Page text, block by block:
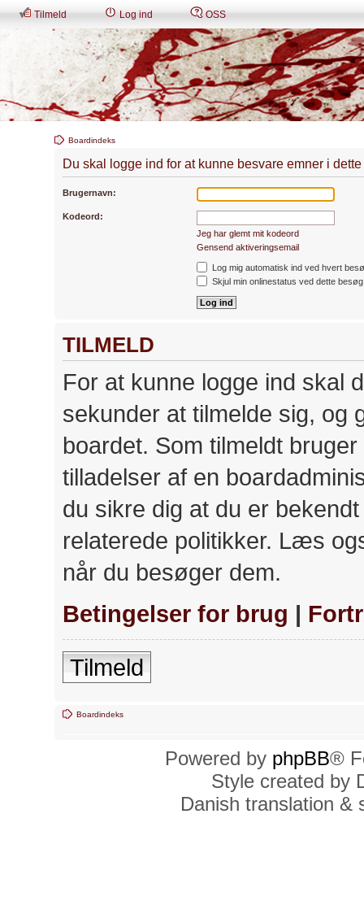
Tilmeld Log ind OSS
Boardindeks
Du skal logge ind for at kunne besvare emner i dette
Brugernavn:
Kodeord:
Jeg har glemt mit kodeord
Gensend aktiveringsemail
Log mig automatisk ind ved hvert
Skjul min onlinestatus ved dette besøg
TILMELD
For at kunne logge ind skal
sekunder at tilmelde sig, og
boardet. Som tilmeldt
tilladelser af en
du sikre dig at du er
relaterede politikker. Læs
når du besøger dem.
Betingelser for brug |
Tilmeld
Boardindeks
Powered by phpBB®
Style created by
Danish translation &